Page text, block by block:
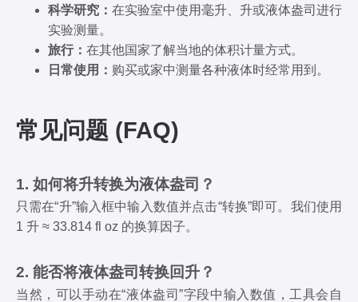
科学研究： 在实验室中使用毫升、升或液体盎司进行
实验测量。
旅行： 在其他国家了解当地的体积计量方式。
日常使用： 购买或家中测量各种液体时经常用到。
常见问题 (FAQ)
1. 如何将升转换为液体盎司？
只需在“升”输入框中输入数值并点击“转换”即可。我们使用
1 升 ≈ 33.814 fl oz 的换算因子。
2. 能否将液体盎司转换回升？
当然，可以手动在“液体盎司”字段中输入数值，工具会自